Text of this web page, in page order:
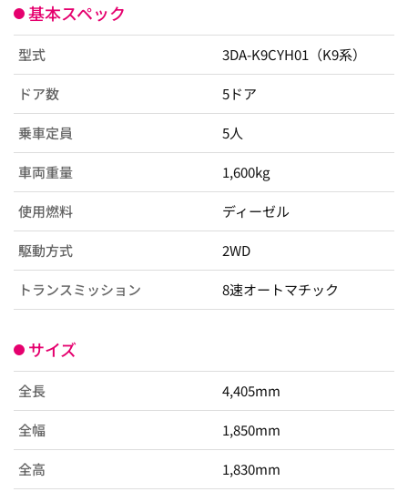
基本スペック
型式 3DA-K9CYH01（K9系）
ドア数 5ドア
乗車定員 5人
車両重量 1,600kg
使用燃料 ディーゼル
駆動方式 2WD
トランスミッション 8速オートマチック
サイズ
全長 4,405mm
全幅 1,850mm
全高 1,830mm